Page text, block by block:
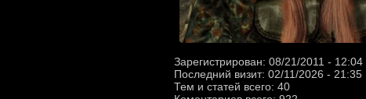
Зарегистрирован: 08/21/2011 - 12:04
Последний визит: 02/11/2026 - 21:35
Тем и статей всего: 40